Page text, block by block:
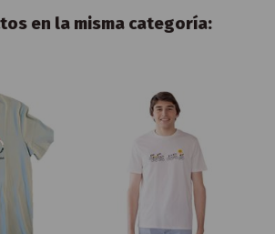
en la misma categoría: